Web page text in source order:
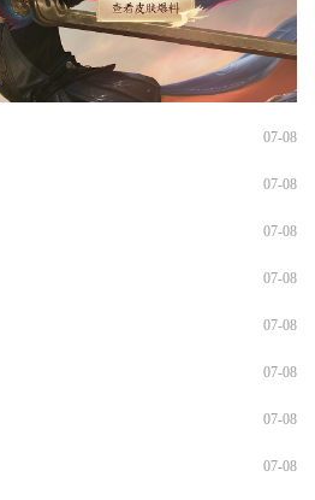
07-08
07-08
07-08
07-08
07-08
07-08
07-08
07-08